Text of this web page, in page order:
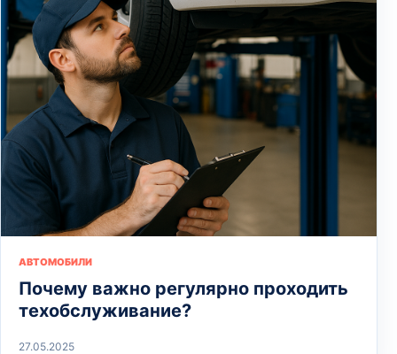
АВТОМОБИЛИ
Почему важно регулярно проходить
техобслуживание?
27.05.2025